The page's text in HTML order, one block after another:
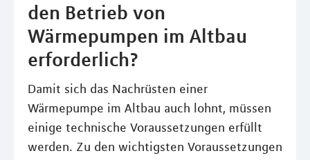
den Betrieb von
Wärmepumpen im Altbau
erforderlich?
Damit sich das Nachrüsten einer
Wärmepumpe im Altbau auch lohnt, müssen
einige technische Voraussetzungen erfüllt
werden. Zu den wichtigsten Voraussetzungen